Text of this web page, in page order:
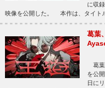
に収
映像を公開した。 本作は、タイト
葛葉
葛葉
を公
日に